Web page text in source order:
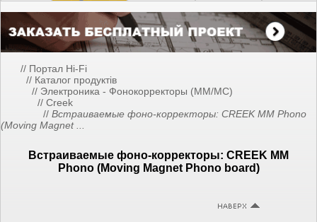
// Портал Hi-Fi
// Каталог продуктів
// Электроника - Фонокорректоры (MM/MC)
// Creek
// Встраиваемые фоно-корректоры: CREEK MM Phono
(Moving Magnet ...
Встраиваемые фоно-корректоры: CREEK MM
Phono (Moving Magnet Phono board)